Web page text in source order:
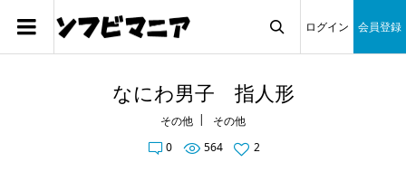
ログイン 会員登録
なにわ男子 指人形
その他
その他
0
564 2